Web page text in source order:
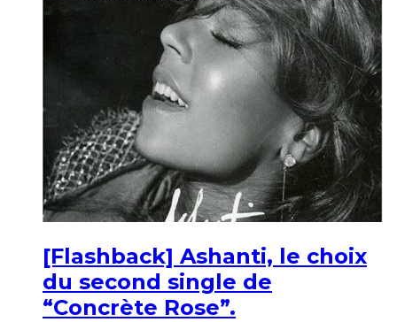
[Flashback] Ashanti, le choix
du second single de
“Concrète Rose”.